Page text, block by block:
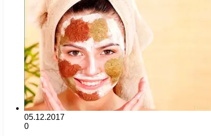
05.12.2017
0